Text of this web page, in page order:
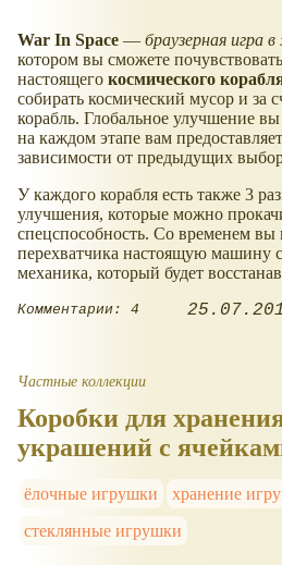
War In Space — браузерная игра
котором вы сможете
настоящего космического
собирать космический мусор и за
корабль. Глобальное улучшение вы
на каждом этапе вам
зависимости от предыдущих
У каждого корабля есть также 3
улучшения, которые можно
спецспособность. Со временем вы
перехватчика настоящую машину
механика, который будет
Комментарии: 4
Частные коллекции
Коробки для
украшений с
ёлочные игрушки хранение
стеклянные игрушки